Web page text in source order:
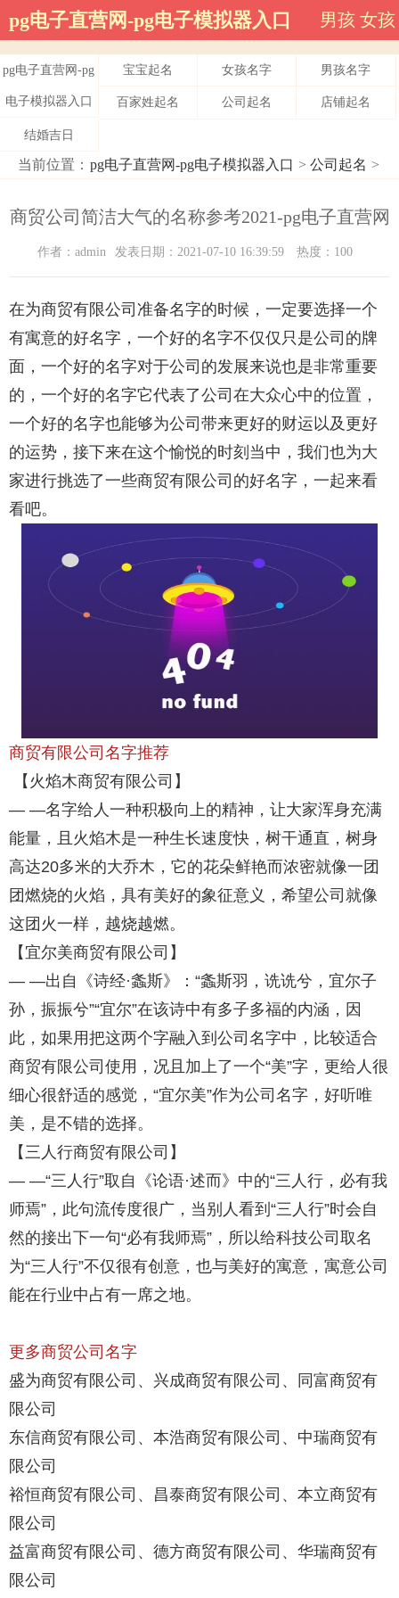
pg电子直营网-pg电子模拟器入口 男孩 女孩
pg电子直营网-pg
电子模拟器入口
宝宝起名 女孩名字 男孩名字
百家姓起名 公司起名 店铺起名
结婚吉日
当前位置： pg电子直营网-pg电子模拟器入口 > 公司起名 >
商贸公司简洁大气的名称参考2021-pg电子直营网
作者：admin 发表日期：2021-07-10 16:39:59 热度：100
在为商贸有限公司准备名字的时候，一定要选择一个
有寓意的好名字，一个好的名字不仅仅只是公司的牌
面，一个好的名字对于公司的发展来说也是非常重要
的，一个好的名字它代表了公司在大众心中的位置，
一个好的名字也能够为公司带来更好的财运以及更好
的运势，接下来在这个愉悦的时刻当中，我们也为大
家进行挑选了一些商贸有限公司的好名字，一起来看
看吧。
商贸有限公司名字推荐
【火焰木商贸有限公司】
— —名字给人一种积极向上的精神，让大家浑身充满
能量，且火焰木是一种生长速度快，树干通直，树身
高达20多米的大乔木，它的花朵鲜艳而浓密就像一团
团燃烧的火焰，具有美好的象征意义，希望公司就像
这团火一样，越烧越燃。
【宜尔美商贸有限公司】
— —出自《诗经·螽斯》：“螽斯羽，诜诜兮，宜尔子
孙，振振兮”“宜尔”在该诗中有多子多福的内涵，因
此，如果用把这两个字融入到公司名字中，比较适合
商贸有限公司使用，况且加上了一个“美”字，更给人很
细心很舒适的感觉，“宜尔美”作为公司名字，好听唯
美，是不错的选择。
【三人行商贸有限公司】
— —“三人行”取自《论语·述而》中的“三人行，必有我
师焉”，此句流传度很广，当别人看到“三人行”时会自
然的接出下一句“必有我师焉”，所以给科技公司取名
为“三人行”不仅很有创意，也与美好的寓意，寓意公司
能在行业中占有一席之地。
更多商贸公司名字
盛为商贸有限公司、兴成商贸有限公司、同富商贸有
限公司
东信商贸有限公司、本浩商贸有限公司、中瑞商贸有
限公司
裕恒商贸有限公司、昌泰商贸有限公司、本立商贸有
限公司
益富商贸有限公司、德方商贸有限公司、华瑞商贸有
限公司